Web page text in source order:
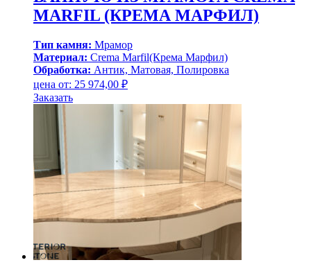
MARFIL (КРЕМА МАРФИЛ)
Тип камня: Мрамор
Материал: Crema Marfil(Крема Марфил)
Обработка: Антик, Матовая, Полировка
цена от: 25 974,00 ₽
Заказать